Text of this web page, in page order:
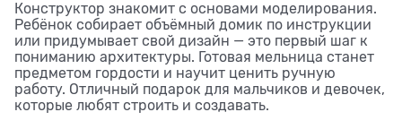
Конструктор знакомит с основами моделирования.
Ребёнок собирает объёмный домик по инструкции
или придумывает свой дизайн — это первый шаг к
пониманию архитектуры. Готовая мельница станет
предметом гордости и научит ценить ручную
работу. Отличный подарок для мальчиков и девочек,
которые любят строить и создавать.